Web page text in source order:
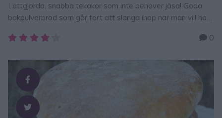
Lättgjorda, snabba tekakor som inte behöver jäsa! Goda
bakpulverbröd som går fort att slänga ihop när man vill ha
närsomhelst, de funkar lika bra till mellis, fika eller som
med bara rågsikt eller bara vetemjöl om man inte …
0